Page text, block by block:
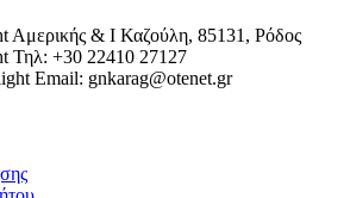
Αμερικής & Ι Καζούλη, 85131, Ρόδος
Τηλ: +30 22410 27127
Email: gnkarag@otenet.gr